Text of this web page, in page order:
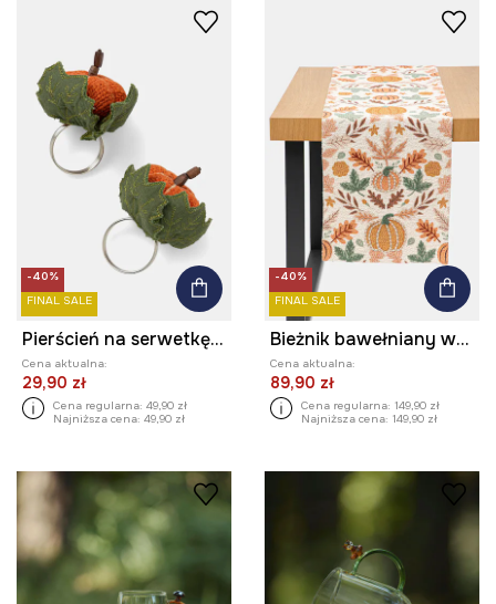
-40%
FINAL SALE
Pierścień na serwetkę - dynia (2-pack)
Cena aktualna:
29,90 zł
Cena regularna: 49,90 zł
Najniższa cena: 49,90 zł
-40%
FINAL SALE
Bieżnik bawełniany wzorzysty 40 x 160 cm
Cena aktualna:
89,90 zł
Cena regularna: 149,90 zł
Najniższa cena: 149,90 zł